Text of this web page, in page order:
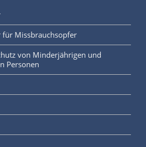
Missbrauchsopfer
von Minderjährigen und
Personen